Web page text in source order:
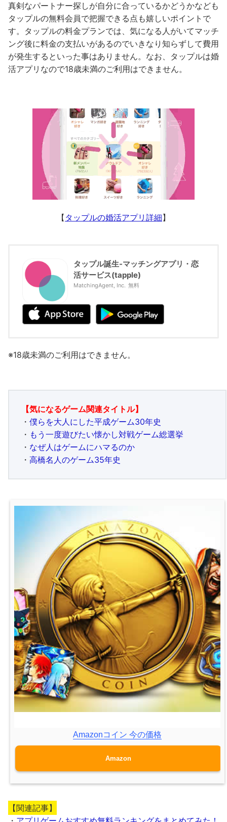
真剣なパートナー探しが自分に合っているかどうかなども
タップルの無料会員で把握できる点も嬉しいポイントで
す。タップルの料金プランでは、気になる人がいてマッチ
ング後に料金の支払いがあるのでいきなり知らずして費用
が発生するといった事はありません。なお、タップルは婚
活アプリなので18歳未満のご利用はできません。
【 タップルの婚活アプリ詳細】
タップル誕生-マッチングアプリ・恋
活サービス(tapple)
MatchingAgent, Inc. 無料
※18歳未満のご利用はできません。
【気になるゲーム関連タイトル】
・ 僕らを大人にした平成ゲーム30年史
・ もう一度遊びたい懐かし対戦ゲーム総選挙
・ なぜ人はゲームにハマるのか
・ 高橋名人のゲーム35年史
Amazonコイン 今の価格
Amazon
【関連記事】